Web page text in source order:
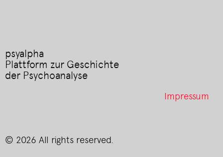
Hans
Jokl
psyalpha
Plattform zur Geschichte
der Psychoanalyse
Impressum
© 2026 All rights reserved.